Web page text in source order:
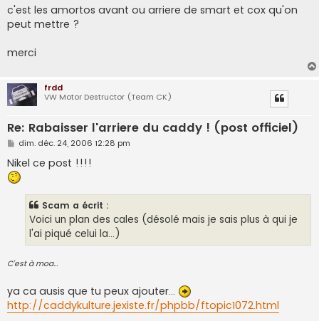
g
e
c'est les amortos avant ou arriere de smart et cox qu'on
peut mettre ?
merci
frdd
VW Motor Destructor (Team CK)
Re: Rabaisser l'arriere du caddy ! (post officiel)
M
s
s
a
dim. déc. 24, 2006 12:28 pm
Nikel ce post !!!!
Scam a écrit :
Voici un plan des cales (désolé mais je sais plus à qui je
l'ai piqué celui la...)
C'est à moa...
ya ca ausis que tu peux ajouter...
http://caddykulture.jexiste.fr/phpbb/ftopic1072.html